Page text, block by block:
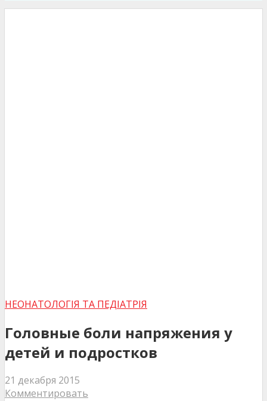
НЕОНАТОЛОГІЯ ТА ПЕДІАТРІЯ
Головные боли напряжения у
детей и подростков
21 декабря 2015
Комментировать